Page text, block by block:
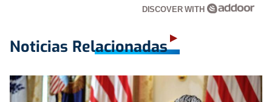
DISCOVER WITH
Noticias Relacionadas